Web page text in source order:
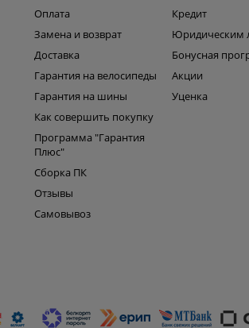
Оплата
Замена и возврат
Доставка
Гарантия на велосипеды
Гарантия на шины
Как совершить покупку
Программа "Гарантия
Плюс"
Сборка ПК
Отзывы
Самовывоз
Кредит
Юридическим
Бонусная
Акции
Уценка